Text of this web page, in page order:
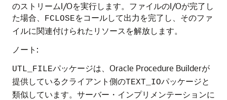
のストリームI/Oを実行します。ファイルのI/Oが完了し
た場合、
FCLOSEをコールして出力を完了し、そのファ
イルに関連付けられたリソースを解放します。
ノート:
UTL_FILEパッケージは、Oracle Procedure Builderが
提供しているクライアント側のTEXT_IOパッケージと
類似しています。サーバー・インプリメンテーションに